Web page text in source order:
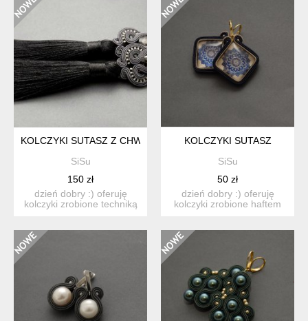
KOLCZYKI SUTASZ Z CHWOSTAMI
SiSu
150 zł
dzień dobry :) oferuję
kolczyki zrobione techniką
KOLCZYKI SUTASZ
SiSu
50 zł
dzień dobry :) oferuję
kolczyki zrobione haftem